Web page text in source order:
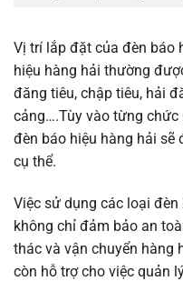
Vị trí lắp đặt của đèn báo
hiệu hàng hải thường
đăng tiêu, chập tiêu, hải
cảng….Tùy vào từng
đèn báo hiệu hàng hải
cụ thể.
Việc sử dụng các loại
không chỉ đảm bảo an
thác và vận chuyển hàng
còn hỗ trợ cho việc quản